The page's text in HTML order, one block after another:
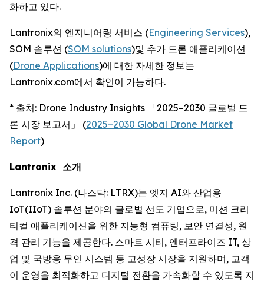
화하고 있다.
Lantronix의 엔지니어링 서비스 (Engineering Services),
SOM 솔루션 (SOM solutions)및 추가 드론 애플리케이션
(Drone Applications)에 대한 자세한 정보는
Lantronix.com에서 확인이 가능하다.
* 출처: Drone Industry Insights 「2025–2030 글로벌 드
론 시장 보고서」 (2025–2030 Global Drone Market
Report)
Lantronix 소개
Lantronix Inc. (나스닥: LTRX)는 엣지 AI와 산업용
IoT(IIoT) 솔루션 분야의 글로벌 선도 기업으로, 미션 크리
티컬 애플리케이션을 위한 지능형 컴퓨팅, 보안 연결성, 원
격 관리 기능을 제공한다. 스마트 시티, 엔터프라이즈 IT, 상
업 및 국방용 무인 시스템 등 고성장 시장을 지원하며, 고객
이 운영을 최적화하고 디지털 전환을 가속화할 수 있도록 지